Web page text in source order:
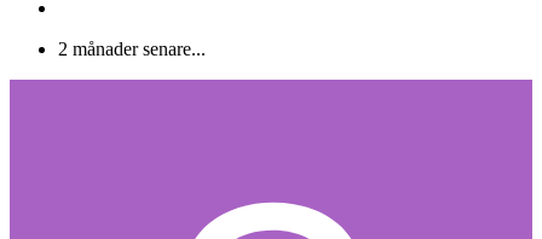
2 månader senare...